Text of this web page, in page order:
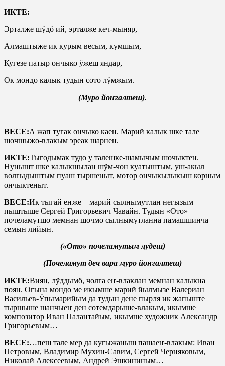
ИКТЕ:
Эрталже шӱдӧ ий, эрталже кеч-мыняр,
Алмаштыже ик курым весым, кумшым, —
Кугезе патыр ончыко ӱжеш яндар,
Ок мондо калык тудын сото лӱмжым.
(Муро йоҥгалтеш).
ВЕСЕ:А жап тугак ончыко каен. Марий калык шке тале
шочшыжо-влакым эреак шарнен.
ИКТЕ:Тыгодымак тудо у талешке-шамычым шочыктен.
Нунышт шке калыкшылан шӱм-чон куатыштым, уш-акыл
волгыдыштым пуаш тыршеныт, мотор ончыкылыкыш корным
ончыктеныт.
ВЕСЕ:Ик тыгай еҥже – марий сылнымутлан негызым
пыштыше Сергей Григорьевич Чавайн. Тудын «Ото»
почеламутшо мемнан шочмо сылнымутланна памашшинча
семын лийын.
(«Ото» почеламутым лудеш)
(Почеламут деч вара муро йоҥгалтеш)
ИКТЕ:Виян, лӱддымӧ, чолга еҥ-влаклан мемнан калыкна
поян. Огына мондо ме икымше марий йылмызе Валериан
Васильев-Ӱпымарийым да тудын дене пырля ик жапыште
тыршыше шанчыеҥ ден сотемдарыше-влакым, икымше
композитор Иван Палантайым, икымше художник Александр
Григорьевым…
ВЕСЕ:…пеш тале мер да кугыжаныш пашаеҥ-влакым: Иван
Петровым, Владимир Мухин-Савим, Сергей Черняковым,
Николай Алексеевым, Андрей Эшкининым…